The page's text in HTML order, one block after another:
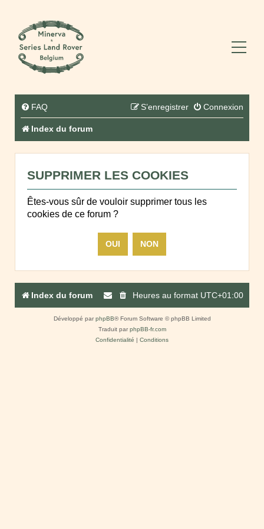
FAQ Connexion
S’enregistrer
Index du forum
SUPPRIMER LES COOKIES
Êtes-vous sûr de vouloir supprimer tous les
cookies de ce forum ?
Index du forum Heures au format UTC+01:00
Développé parphpBB® Forum Software © phpBB Limited
Traduit parphpBB-fr.com
Confidentialité | Conditions